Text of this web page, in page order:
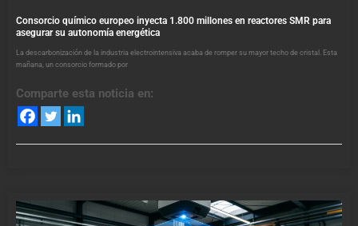
Consorcio químico europeo inyecta 1.800 millones en reactores SMR para
asegurar su autonomía energética
La descarbonización de la industria electrointensiva acaba de romper su mayor techo de cristal. Esta
mañana, un consorcio formado por
Comparte esta noticia en: